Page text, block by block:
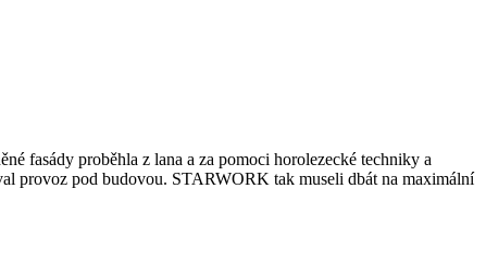
fasády proběhla z lana a za pomoci horolezecké techniky a
provoz pod budovou. STARWORK tak museli dbát na maximální